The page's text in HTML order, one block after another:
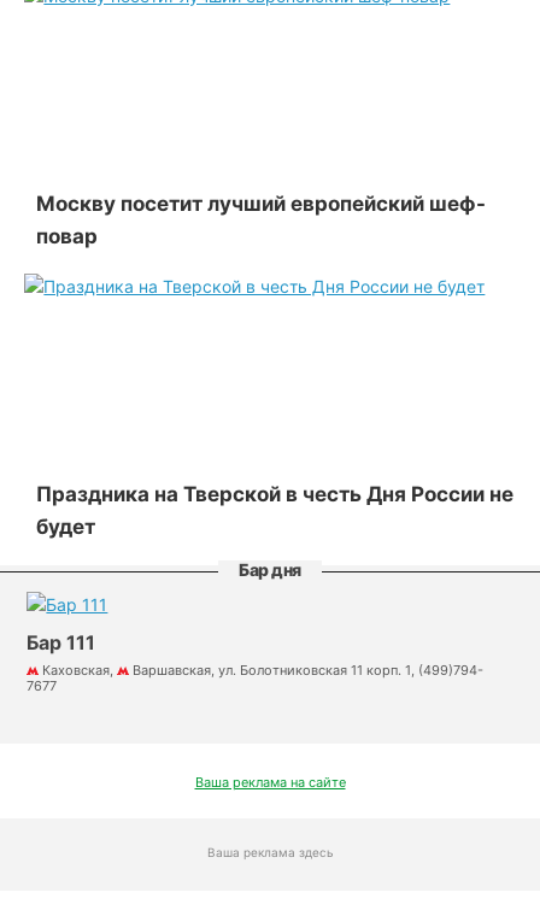
Москву посетит лучший европейский шеф-
повар
Праздника на Тверской в честь Дня России не
будет
Бар дня
Бар 111
Каховская,
Варшавская, ул. Болотниковская 11 корп. 1, (499)794-
7677
Ваша реклама на сайте
Ваша реклама здесь